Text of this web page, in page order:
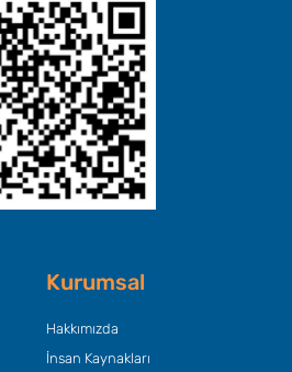
Kurumsal
Hakkımızda
İnsan Kaynakları